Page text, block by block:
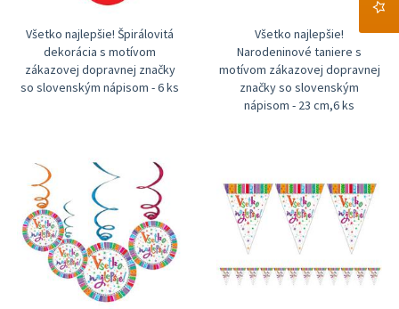
Všetko najlepšie! Špirálovitá
dekorácia s motívom
zákazovej dopravnej značky
so slovenským nápisom - 6 ks
Všetko najlepšie!
Narodeninové taniere s
motívom zákazovej dopravnej
značky so slovenským
nápisom - 23 cm,6 ks